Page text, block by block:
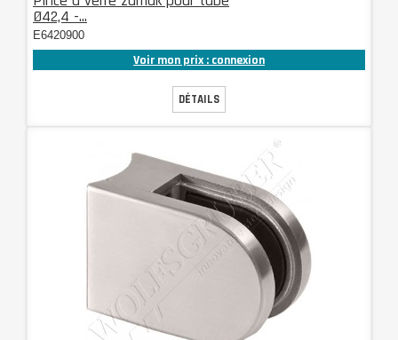
Ø42,4 -...
E6420900
Voir mon prix : connexion
DÉTAILS